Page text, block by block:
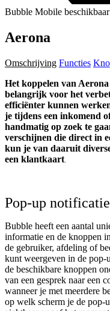
Bubble Mobile
Aerona
Omschrijving Functies
Het koppelen van
belangrijk voor het
efficiënter kunnen
je tijdens een inkomend
handmatig op zoek te
verschijnen die direct in
kun je van daaruit
een klantkaart.
Pop-up notificatie
Bubble heeft een aantal
informatie en de knoppen
de gebruiker, afdeling of
kunt weergeven in de
de beschikbare knoppen
van een gesprek naar een
wanneer je met meerdere
op welk scherm je de pop-